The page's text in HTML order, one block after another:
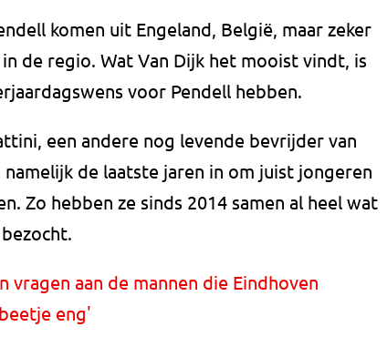
komen uit Engeland, België, maar zeker
de regio. Wat Van Dijk het mooist vindt, is
voor Pendell hebben.
een andere nog levende bevrijder van
de laatste jaren in om juist jongeren
Zo hebben ze sinds 2014 samen al heel wat
vragen aan de mannen die Eindhoven
eng'